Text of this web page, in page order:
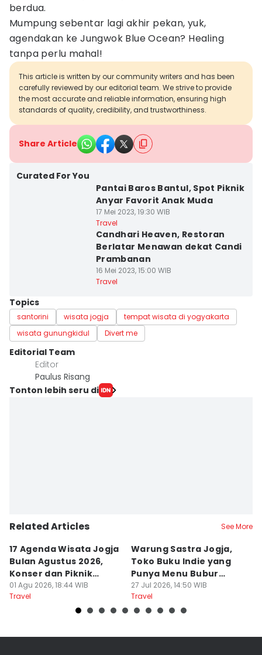
berdua.
Mumpung sebentar lagi akhir pekan, yuk,
agendakan ke Jungwok Blue Ocean? Healing
tanpa perlu mahal!
This article is written by our community writers and has been
carefully reviewed by our editorial team. We strive to provide
the most accurate and reliable information, ensuring high
standards of quality, credibility, and trustworthiness.
Share Article
Curated For You
Pantai Baros Bantul, Spot Piknik
Anyar Favorit Anak Muda
17 Mei 2023, 19:30 WIB
Travel
Candhari Heaven, Restoran
Berlatar Menawan dekat Candi
Prambanan
16 Mei 2023, 15:00 WIB
Travel
Topics
santorini wisata jogja
tempat wisata di yogyakarta
wisata gunungkidul
Divert me
Editorial Team
Editor
Paulus Risang
Tonton lebih seru di
Related Articles See More
17 Agenda Wisata Jogja
Bulan Agustus 2026,
Konser dan Piknik
Literasi
01 Agu 2026, 18:44 WIB
Travel
Warung Sastra Jogja,
Toko Buku Indie yang
Punya Menu Bubur
Manado
27 Jul 2026, 14:50 WIB
Travel